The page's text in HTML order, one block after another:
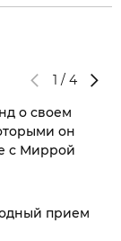
1 / 4
о своем
он
с Миррой
прием